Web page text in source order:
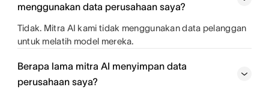
menggunakan data perusahaan saya?
Tidak. Mitra AI kami tidak menggunakan data pelanggan
untuk melatih model mereka.
Berapa lama mitra AI menyimpan data
perusahaan saya?